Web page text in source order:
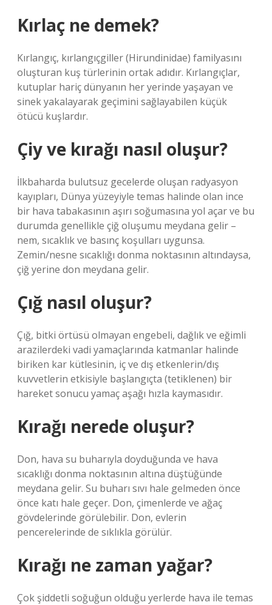
Kırlaç ne demek?
Kırlangıç, kırlangıçgiller (Hirundinidae) familyasını
oluşturan kuş türlerinin ortak adıdır. Kırlangıçlar,
kutuplar hariç dünyanın her yerinde yaşayan ve
sinek yakalayarak geçimini sağlayabilen küçük
ötücü kuşlardır.
Çiy ve kırağı nasıl oluşur?
İlkbaharda bulutsuz gecelerde oluşan radyasyon
kayıpları, Dünya yüzeyiyle temas halinde olan ince
bir hava tabakasının aşırı soğumasına yol açar ve bu
durumda genellikle çiğ oluşumu meydana gelir –
nem, sıcaklık ve basınç koşulları uygunsa.
Zemin/nesne sıcaklığı donma noktasının altındaysa,
çiğ yerine don meydana gelir.
Çığ nasıl oluşur?
Çığ, bitki örtüsü olmayan engebeli, dağlık ve eğimli
arazilerdeki vadi yamaçlarında katmanlar halinde
biriken kar kütlesinin, iç ve dış etkenlerin/dış
kuvvetlerin etkisiyle başlangıçta (tetiklenen) bir
hareket sonucu yamaç aşağı hızla kaymasıdır.
Kırağı nerede oluşur?
Don, hava su buharıyla doyduğunda ve hava
sıcaklığı donma noktasının altına düştüğünde
meydana gelir. Su buharı sıvı hale gelmeden önce
önce katı hale geçer. Don, çimenlerde ve ağaç
gövdelerinde görülebilir. Don, evlerin
pencerelerinde de sıklıkla görülür.
Kırağı ne zaman yağar?
Çok şiddetli soğuğun olduğu yerlerde hava ile temas